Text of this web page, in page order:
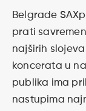
Belgrade
prati
najširih
koncerata u
publika ima
nastupima